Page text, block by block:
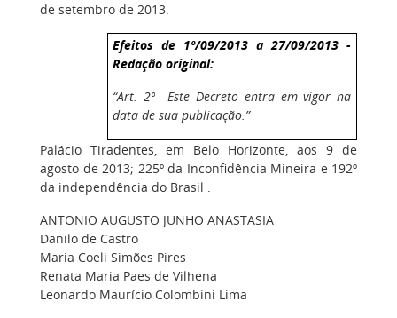
de setembro de 2013.
Efeitos de 1º/09/2013 a 27/09/2013 -
Redação original:
“Art. 2º Este Decreto entra em vigor na
data de sua publicação.”
Palácio Tiradentes, em Belo Horizonte, aos 9 de
agosto de 2013; 225º da Inconfidência Mineira e 192º
da independência do Brasil .
ANTONIO AUGUSTO JUNHO ANASTASIA
Danilo de Castro
Maria Coeli Simões Pires
Renata Maria Paes de Vilhena
Leonardo Maurício Colombini Lima